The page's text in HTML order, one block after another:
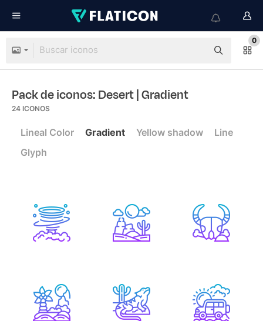
0
Pack de iconos: Desert| Gradient
24 ICONOS
Lineal Color Gradient Yellow shadow
Line
Glyph